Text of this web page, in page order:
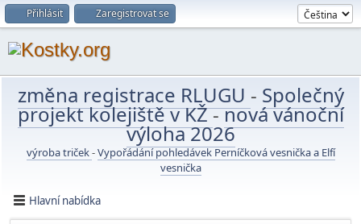
Přihlásit Zaregistrovat se
změna registrace RLUGU - Společný
projekt kolejiště v KŽ-nová vánoční
výloha 2026
výroba triček-Vypořádání pohledávek Perníčková vesnička a Elfí
vesnička
Hlavní nabídka